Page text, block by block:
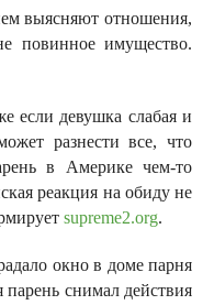
выясняют отношения,
повинное имущество.
если девушка слабая и
разнести все, что
в Америке чем-то
реакция на обиду не
supreme2.org.
окно в доме парня
снимал действия